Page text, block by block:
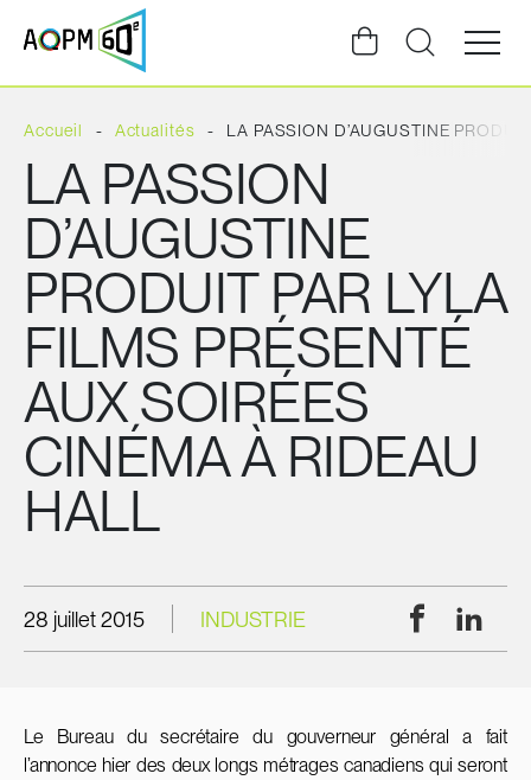
Ouvrir
la
du
Accueil Actualités LA PASSION D’AUGUSTINE
LA PASSION
D’AUGUSTINE
PRODUIT PAR LYLA
FILMS PRÉSENTÉ
AUX SOIRÉES
CINÉMA À RIDEAU
HALL
28 juillet 2015 INDUSTRIE Facebook
Le Bureau du secrétaire du gouverneur général a fait
l’annonce hier des deux longs métrages canadiens qui seront